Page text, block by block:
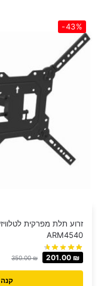
-43%
ARM4540
350.00₪ 201.00 ₪
קנה